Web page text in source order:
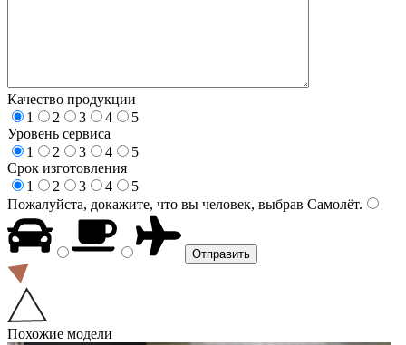
Качество продукции
1
2 3 4
5
Уровень сервиса
1
2 3 4
5
Срок изготовления
1
2 3 4
5
Пожалуйста, докажите, что вы человек, выбрав Самолёт.
Похожие модели